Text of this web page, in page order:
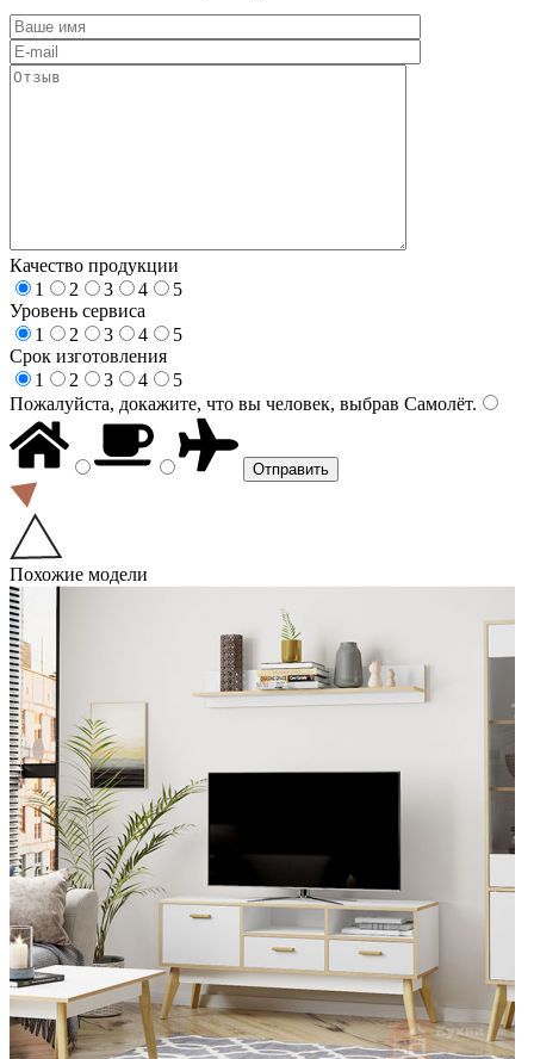
Качество продукции
1
2 3 4
5
Уровень сервиса
1
2 3 4
5
Срок изготовления
1
2 3 4
5
Пожалуйста, докажите, что вы человек, выбрав Самолёт.
Похожие модели